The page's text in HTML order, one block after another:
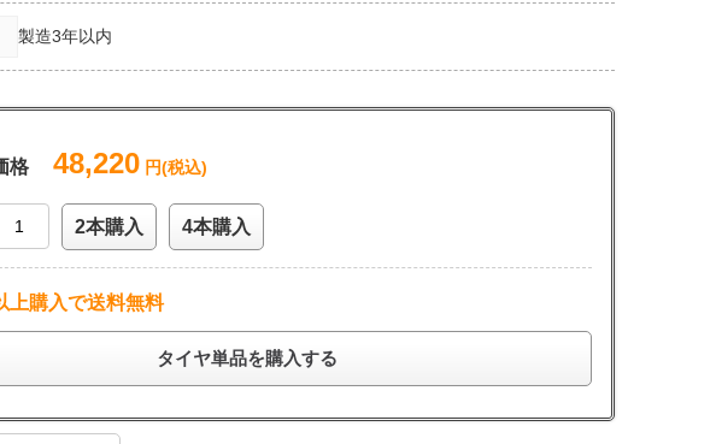
製造3年以内
格 48,220 円(税込)
2本購入 4本購入
上購入で送料無料
タイヤ単品を購入する